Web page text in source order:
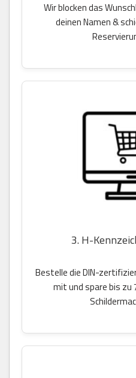
Wir blocken das
deinen Namen &
3. H-
Bestelle die DIN-
mit und spare bis zu